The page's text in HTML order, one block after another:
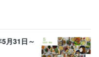
月31日～